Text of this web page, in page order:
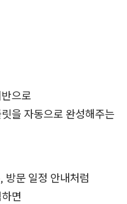
으로
을 자동으로 완성해주는
방문 일정 안내처럼
면